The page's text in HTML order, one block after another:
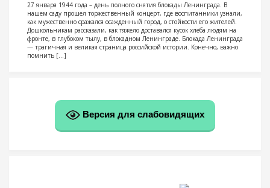
27 января 1944 года – день полного снятия блокады Ленинграда. В
нашем саду прошел торжественный концерт, где воспитанники узнали,
как мужественно сражался осажденный город, о стойкости его жителей.
Дошкольникам рассказали, как тяжело доставался кусок хлеба людям на
фронте, в глубоком тылу, в блокадном Ленинграде. Блокада Ленинграда
— трагичная и великая страница российской истории. Конечно, важно
помнить […]
Версия для слабовидящих